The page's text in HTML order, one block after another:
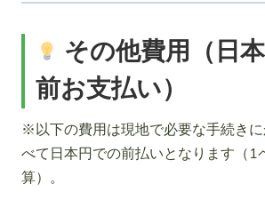
その他費用（日
前お支払い）
※以下の費用は現地で必要な手続き
べて日本円での前払いとなります（1
算）。